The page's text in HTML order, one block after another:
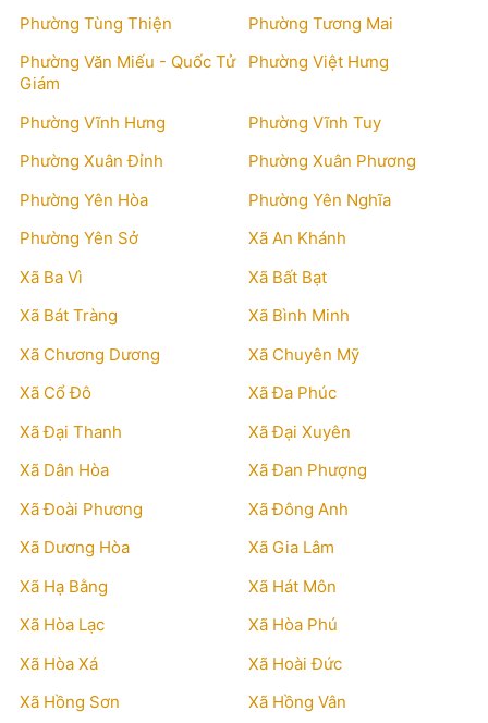
Phường Tùng Thiện
Phường Tương Mai
Phường Văn Miếu - Quốc Tử
Giám
Phường Việt Hưng
Phường Vĩnh Hưng
Phường Vĩnh Tuy
Phường Xuân Đỉnh
Phường Xuân Phương
Phường Yên Hòa
Phường Yên Nghĩa
Phường Yên Sở
Xã An Khánh
Xã Ba Vì
Xã Bất Bạt
Xã Bát Tràng
Xã Bình Minh
Xã Chương Dương
Xã Chuyên Mỹ
Xã Cổ Đô
Xã Đa Phúc
Xã Đại Thanh
Xã Đại Xuyên
Xã Dân Hòa
Xã Đan Phượng
Xã Đoài Phương
Xã Đông Anh
Xã Dương Hòa
Xã Gia Lâm
Xã Hạ Bằng
Xã Hát Môn
Xã Hòa Lạc
Xã Hòa Phú
Xã Hòa Xá
Xã Hoài Đức
Xã Hồng Sơn
Xã Hồng Vân